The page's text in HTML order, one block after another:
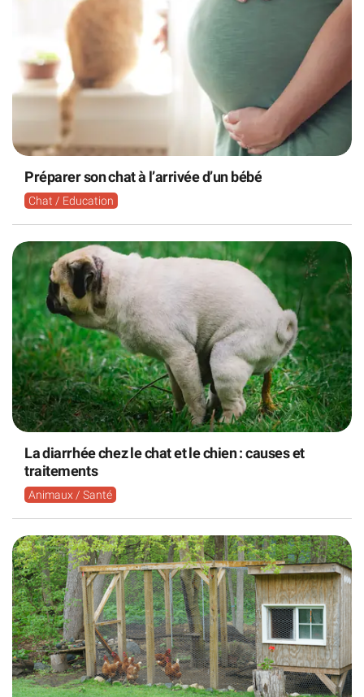
Préparer son chat à l’arrivée d’un bébé
Chat / Education
La diarrhée chez le chat et le chien : causes et
traitements
Animaux / Santé